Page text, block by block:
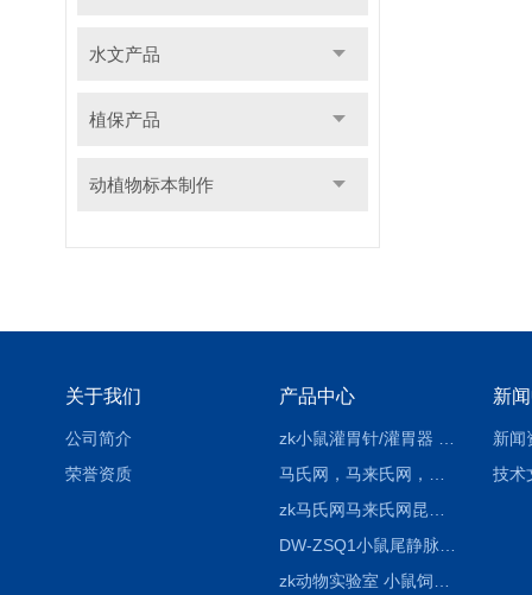
水文产品
植保产品
动植物标本制作
关于我们
公司简介
荣誉资质
产品中心 新
新闻
技术